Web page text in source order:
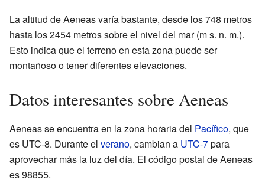
La altitud de Aeneas varía bastante, desde los 748 metros
hasta los 2454 metros sobre el nivel del mar (m s. n. m.).
Esto indica que el terreno en esta zona puede ser
montañoso o tener diferentes elevaciones.
Datos interesantes sobre Aeneas
Aeneas se encuentra en la zona horaria del Pacífico, que
es UTC-8. Durante el verano, cambian a UTC-7para
aprovechar más la luz del día. El código postal de Aeneas
es 98855.